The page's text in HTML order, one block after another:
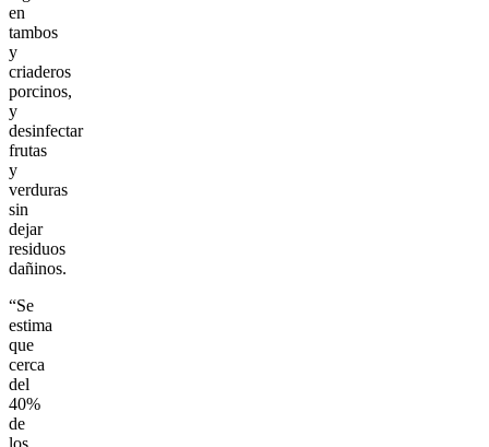
en
tambos
y
criaderos
porcinos,
y
desinfectar
frutas
y
verduras
sin
dejar
residuos
dañinos.
“Se
estima
que
cerca
del
40%
de